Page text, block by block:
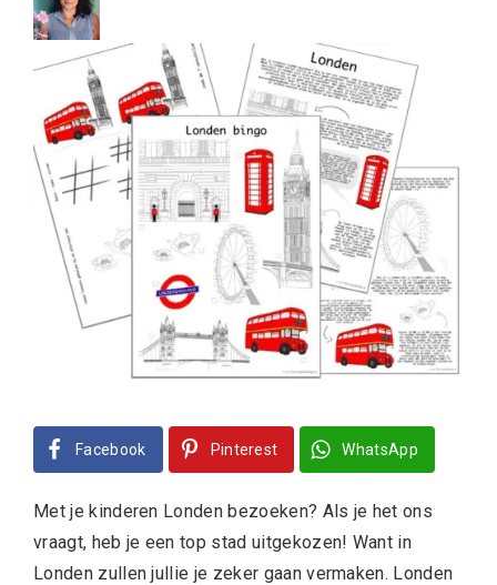
Facebook Pinterest WhatsApp
Met je kinderen Londen bezoeken? Als je het ons
vraagt, heb je een top stad uitgekozen! Want in
Londen zullen jullie je zeker gaan vermaken. Londen